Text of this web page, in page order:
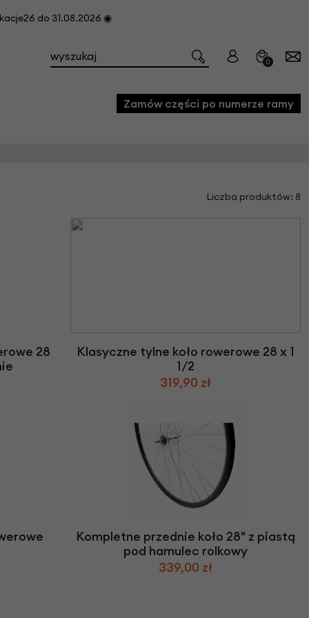
do 31.08.2026 ◉
0
i konserwacji roweru
Zamów części po numerze ramy
Liczba produktów: 8
28
Klasyczne tylne koło rowerowe 28 x 1
1/2
319,90 zł
Kompletne przednie koło 28" z piastą
pod hamulec rolkowy
339,00 zł